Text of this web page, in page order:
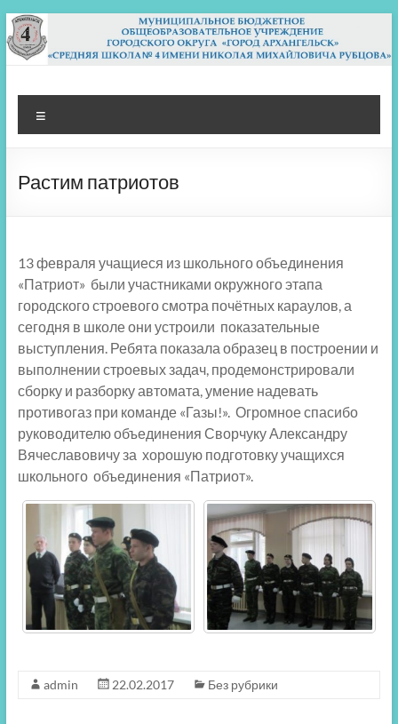
Перейти
к
содержимому
МБОУ СШ 4
Архангельск
Растим патриотов
13 февраля учащиеся из школьного объединения
«Патриот» были участниками окружного этапа
городского строевого смотра почётных караулов, а
сегодня в школе они устроили показательные
выступления. Ребята показала образец в построении и
выполнении строевых задач, продемонстрировали
сборку и разборку автомата, умение надевать
противогаз при команде «Газы!». Огромное спасибо
руководителю объединения Сворчуку Александру
Вячеславовичу за хорошую подготовку учащихся
школьного объединения «Патриот».
admin 22.02.2017 Без рубрики